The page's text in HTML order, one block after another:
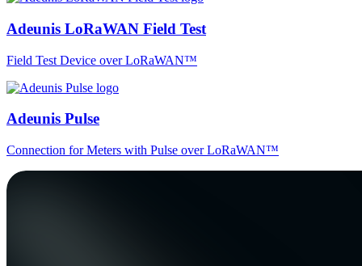
Adeunis LoRaWAN Field Test
Field Test Device over LoRaWAN™
Adeunis Pulse
Connection for Meters with Pulse over LoRaWAN™